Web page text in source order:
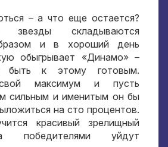
– а что еще остается?
звезды складываются
и в хороший день
обыгрывает «Динамо»–
быть к этому готовым.
максимум и пусть
сильным и именитым он бы
на сто процентов.
красивый зрелищный
победителями уйдут